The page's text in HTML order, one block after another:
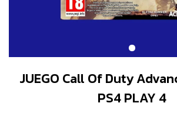
JUEGO Call Of Duty
PS4 PLAY 4